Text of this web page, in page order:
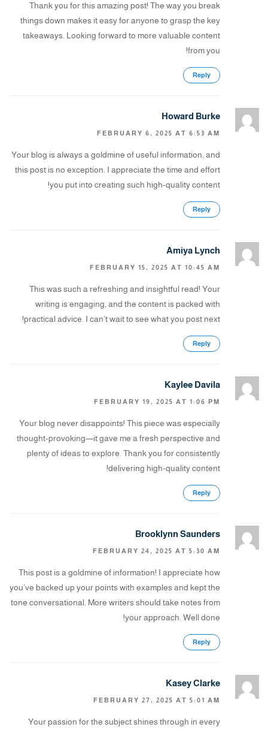
Thank you for this amazing post! The way you break
things down makes it easy for anyone to grasp the key
takeaways. Looking forward to more valuable content
from you!
Reply
Howard Burke
FEBRUARY 6, 2025 AT 6:53 AM
Your blog is always a goldmine of useful information, and
this post is no exception. I appreciate the time and effort
you put into creating such high-quality content!
Reply
Amiya Lynch
FEBRUARY 15, 2025 AT 10:45 AM
This was such a refreshing and insightful read! Your
writing is engaging, and the content is packed with
practical advice. I can’t wait to see what you post next!
Reply
Kaylee Davila
FEBRUARY 19, 2025 AT 1:06 PM
Your blog never disappoints! This piece was especially
thought-provoking—it gave me a fresh perspective and
plenty of ideas to explore. Thank you for consistently
delivering high-quality content!
Reply
Brooklynn Saunders
FEBRUARY 24, 2025 AT 5:30 AM
This post is a goldmine of information! I appreciate how
you’ve backed up your points with examples and kept the
tone conversational. More writers should take notes from
your approach. Well done!
Reply
Kasey Clarke
FEBRUARY 27, 2025 AT 5:01 AM
Your passion for the subject shines through in every